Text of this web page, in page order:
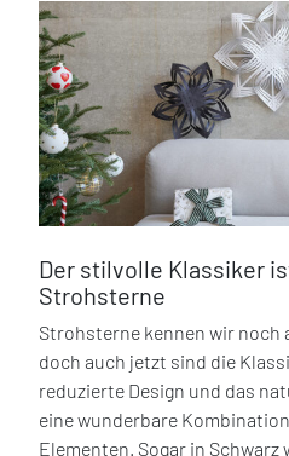
Der stilvolle Klassiker
Strohsterne
Strohsterne kennen wir noch
doch auch jetzt sind die
reduzierte Design und das
eine wunderbare
Elementen. Sogar in Schwarz